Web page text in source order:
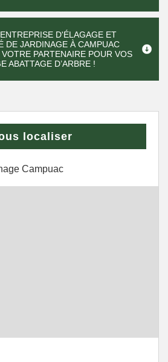
D'ÉLAGAGE ET
DE JARDINAGE À CAMPUAC
PARTENAIRE POUR VOS
ABATTAGE D’ARBRE !
localiser
Campuac